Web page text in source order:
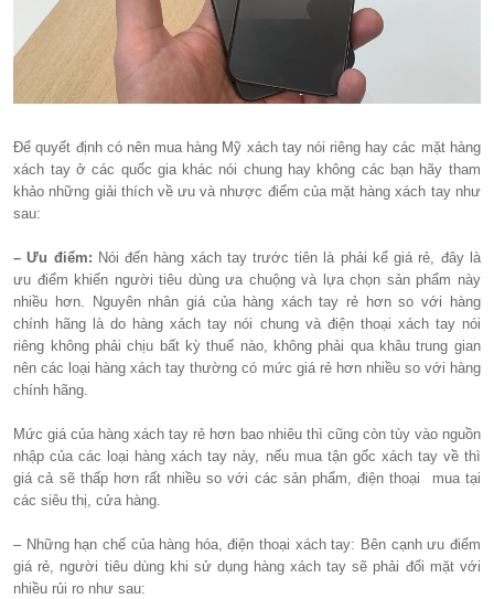
Để quyết định có nên mua hàng Mỹ xách tay nói riêng hay các mặt hàng
xách tay ở các quốc gia khác nói chung hay không các bạn hãy tham
khảo những giải thích về ưu và nhược điểm của mặt hàng xách tay như
sau:
– Ưu điểm: Nói đến hàng xách tay trước tiên là phải kể giá rẻ, đây là
ưu điểm khiến người tiêu dùng ưa chuộng và lựa chọn sản phẩm này
nhiều hơn. Nguyên nhân giá của hàng xách tay rẻ hơn so với hàng
chính hãng là do hàng xách tay nói chung và điện thoại xách tay nói
riêng không phải chịu bất kỳ thuế nào, không phải qua khâu trung gian
nên các loại hàng xách tay thường có mức giá rẻ hơn nhiều so với hàng
chính hãng.
Mức giá của hàng xách tay rẻ hơn bao nhiêu thì cũng còn tùy vào nguồn
nhập của các loại hàng xách tay này, nếu mua tận gốc xách tay về thì
giá cả sẽ thấp hơn rất nhiều so với các sản phẩm, điện thoại mua tại
các siêu thị, cửa hàng.
– Những hạn chế của hàng hóa, điện thoại xách tay: Bên cạnh ưu điểm
giá rẻ, người tiêu dùng khi sử dụng hàng xách tay sẽ phải đối mặt với
nhiều rủi ro như sau: